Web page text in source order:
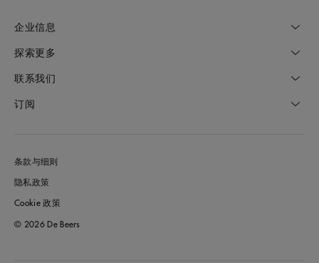
企业信息
探索更多
联系我们
订阅
条款与细则
隐私政策
Cookie 政策
© 2026 De Beers